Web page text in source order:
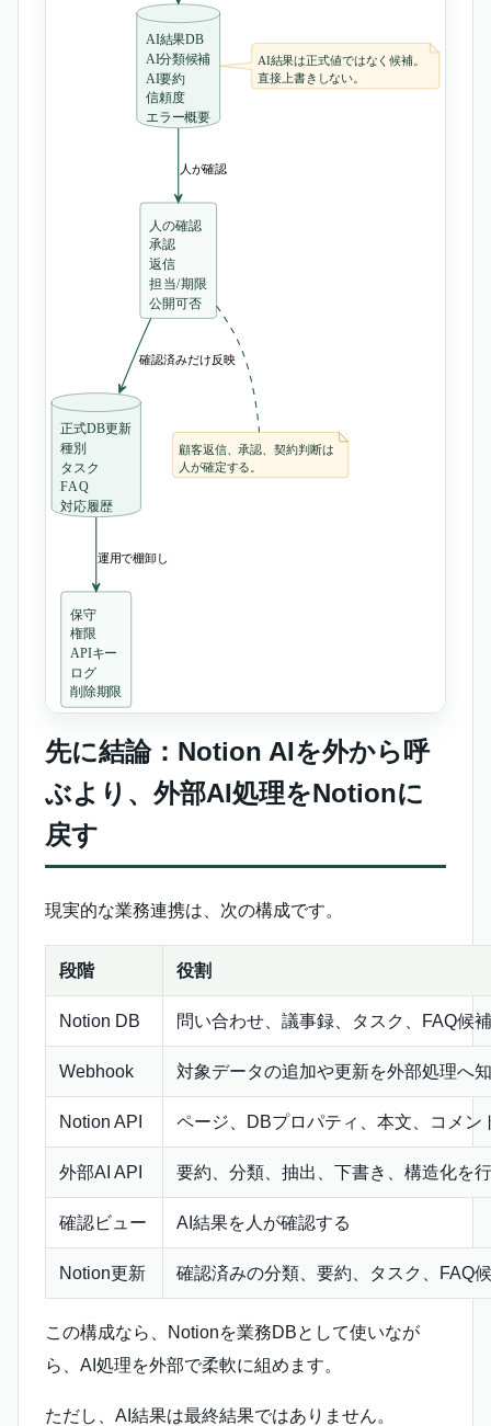
先に結論：Notion AIを外から呼
ぶより、外部AI処理をNotionに
戻す
現実的な業務連携は、次の構成です。
段階 役割
Notion DB 問い合わせ、議事録、タスク、FAQ候
Webhook 対象データの追加や更新を外部処理へ
Notion API ページ、DBプロパティ、本文、コメン
外部AI API 要約、分類、抽出、下書き、構造化を
確認ビュー AI結果を人が確認する
Notion更新 確認済みの分類、要約、タスク、FAQ
この構成なら、Notionを業務DBとして使いなが
ら、AI処理を外部で柔軟に組めます。
ただし、AI結果は最終結果ではありません。